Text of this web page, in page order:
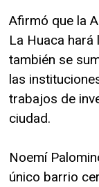
Afirmó que la
La Huaca
también se
las
trabajos de
ciudad.
Noemí
único barrio